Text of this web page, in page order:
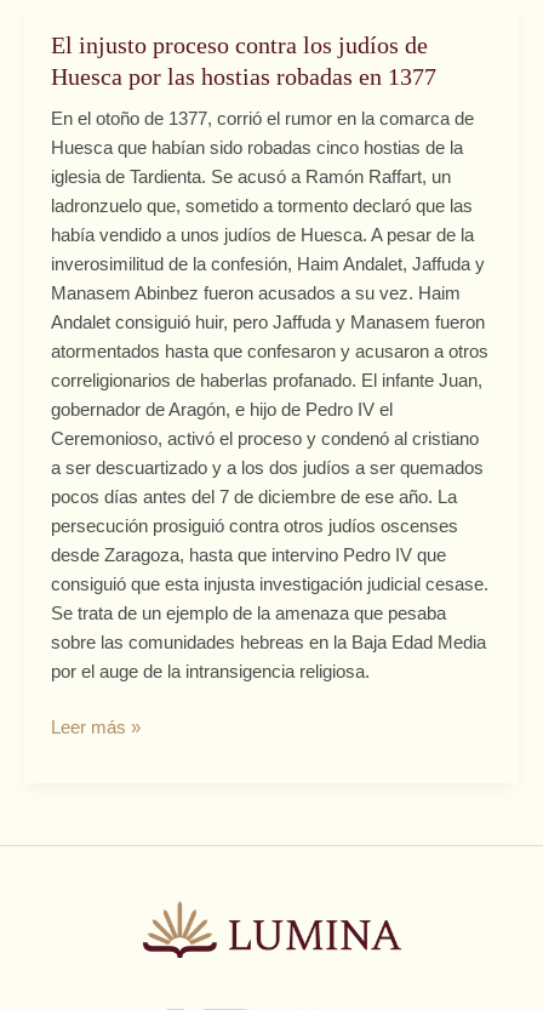
El injusto proceso contra los judíos de
Huesca por las hostias robadas en 1377
En el otoño de 1377, corrió el rumor en la comarca de
Huesca que habían sido robadas cinco hostias de la
iglesia de Tardienta. Se acusó a Ramón Raffart, un
ladronzuelo que, sometido a tormento declaró que las
había vendido a unos judíos de Huesca. A pesar de la
inverosimilitud de la confesión, Haim Andalet, Jaffuda y
Manasem Abinbez fueron acusados a su vez. Haim
Andalet consiguió huir, pero Jaffuda y Manasem fueron
atormentados hasta que confesaron y acusaron a otros
correligionarios de haberlas profanado. El infante Juan,
gobernador de Aragón, e hijo de Pedro IV el
Ceremonioso, activó el proceso y condenó al cristiano
a ser descuartizado y a los dos judíos a ser quemados
pocos días antes del 7 de diciembre de ese año. La
persecución prosiguió contra otros judíos oscenses
desde Zaragoza, hasta que intervino Pedro IV que
consiguió que esta injusta investigación judicial cesase.
Se trata de un ejemplo de la amenaza que pesaba
sobre las comunidades hebreas en la Baja Edad Media
por el auge de la intransigencia religiosa.
El
injusto
contra
los
judíos
de
Huesca
por
las
hostias
robadas
en
1377
Leer más »